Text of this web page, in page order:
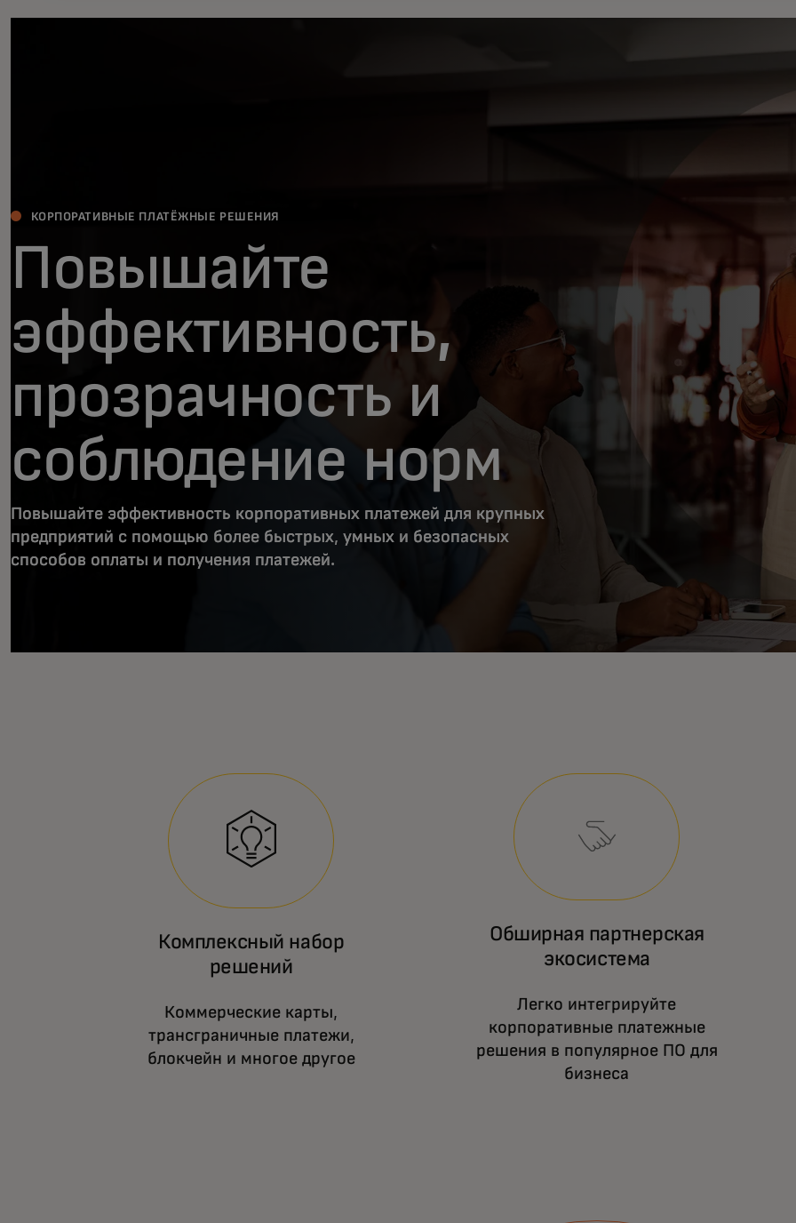
КОРПОРАТИВНЫЕ ПЛАТЁЖНЫЕ РЕШЕНИЯ
Повышайте
эффективность,
прозрачность и
соблюдение норм
Повышайте эффективность корпоративных платежей для крупных
предприятий с помощью более быстрых, умных и безопасных
способов оплаты и получения платежей.
Комплексный набор
решений
Коммерческие карты,
трансграничные платежи,
блокчейн и многое другое
Обширная партнерская
экосистема
Легко интегрируйте
корпоративные платежные
решения в популярное ПО для
бизнеса